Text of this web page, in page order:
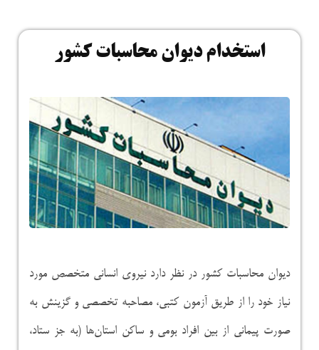
استخدام دیوان محاسبات کشور
دیوان محاسبات کشور در نظر دارد نیروی انسانی متخصص مورد
نیاز خود را از طریق آزمون کتبی، مصاحبه تخصصی و گزینش به
صورت پیمانی از بین افراد بومی و ساکن استان‌ها (به جز ستاد،